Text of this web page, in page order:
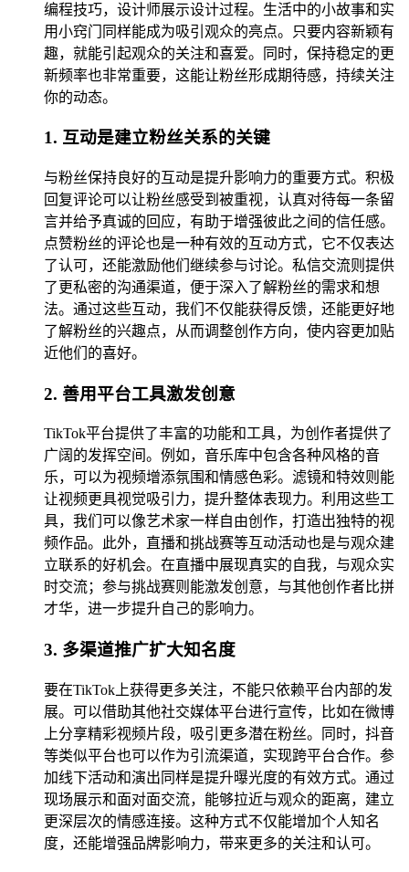
编程技巧，设计师展示设计过程。生活中的小故事和实
用小窍门同样能成为吸引观众的亮点。只要内容新颖有
趣，就能引起观众的关注和喜爱。同时，保持稳定的更
新频率也非常重要，这能让粉丝形成期待感，持续关注
你的动态。
1. 互动是建立粉丝关系的关键
与粉丝保持良好的互动是提升影响力的重要方式。积极
回复评论可以让粉丝感受到被重视，认真对待每一条留
言并给予真诚的回应，有助于增强彼此之间的信任感。
点赞粉丝的评论也是一种有效的互动方式，它不仅表达
了认可，还能激励他们继续参与讨论。私信交流则提供
了更私密的沟通渠道，便于深入了解粉丝的需求和想
法。通过这些互动，我们不仅能获得反馈，还能更好地
了解粉丝的兴趣点，从而调整创作方向，使内容更加贴
近他们的喜好。
2. 善用平台工具激发创意
TikTok平台提供了丰富的功能和工具，为创作者提供了
广阔的发挥空间。例如，音乐库中包含各种风格的音
乐，可以为视频增添氛围和情感色彩。滤镜和特效则能
让视频更具视觉吸引力，提升整体表现力。利用这些工
具，我们可以像艺术家一样自由创作，打造出独特的视
频作品。此外，直播和挑战赛等互动活动也是与观众建
立联系的好机会。在直播中展现真实的自我，与观众实
时交流；参与挑战赛则能激发创意，与其他创作者比拼
才华，进一步提升自己的影响力。
3. 多渠道推广扩大知名度
要在TikTok上获得更多关注，不能只依赖平台内部的发
展。可以借助其他社交媒体平台进行宣传，比如在微博
上分享精彩视频片段，吸引更多潜在粉丝。同时，抖音
等类似平台也可以作为引流渠道，实现跨平台合作。参
加线下活动和演出同样是提升曝光度的有效方式。通过
现场展示和面对面交流，能够拉近与观众的距离，建立
更深层次的情感连接。这种方式不仅能增加个人知名
度，还能增强品牌影响力，带来更多的关注和认可。